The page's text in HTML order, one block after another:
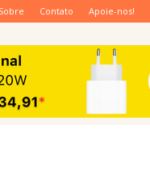
Contato Apoie-nos!